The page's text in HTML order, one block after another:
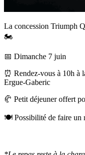
La concession Triumph
🏍️
📅 Dimanche 7 juin
⏰ Rendez-vous à 10h à
Ergue-Gaberic
🥐 Petit déjeuner offert
🍽️ Possibilité de faire un